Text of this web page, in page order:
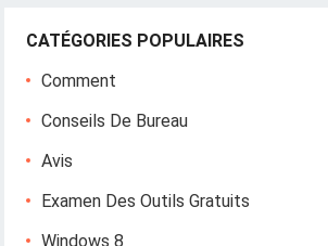
CATÉGORIES POPULAIRES
Comment
Conseils De Bureau
Avis
Examen Des Outils Gratuits
Windows 8